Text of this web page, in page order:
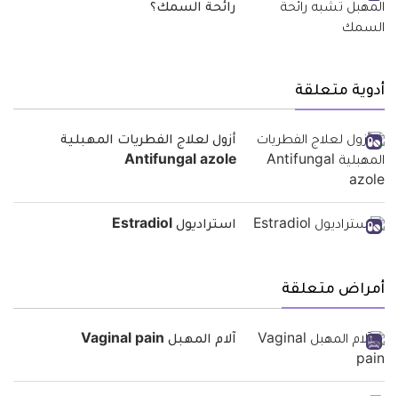
رائحة السمك؟
أدوية متعلقة
أزول لعلاج الفطريات المهبلية
Antifungal azole
استراديول Estradiol
أمراض متعلقة
آلام المهبل Vaginal pain